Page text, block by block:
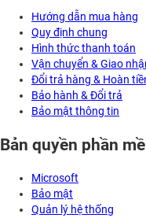
Hướng dẫn mua hàng
Quy định chung
Hình thức thanh toán
Vận chuyển & Giao
Đổi trả hàng & Hoàn
Bảo hành & Đổi trả
Bảo mật thông tin
Bản quyền phần
Microsoft
Bảo mật
Quản lý hệ thống